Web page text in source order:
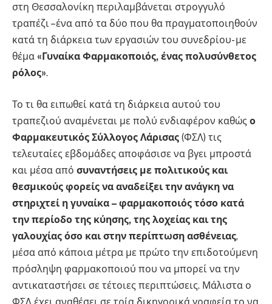
στη Θεσσαλονίκη περιλαμβάνεται στρογγυλό
τραπέζι –ένα από τα δύο που θα πραγματοποιηθούν
κατά τη διάρκεια των εργασιών του συνεδρίου- με
θέμα «Γυναίκα Φαρμακοποιός, ένας πολυσύνθετος
ρόλος».
Το τι θα ειπωθεί κατά τη διάρκεια αυτού του
τραπεζιού αναμένεται με πολύ ενδιαφέρον καθώς ο
Φαρμακευτικός Σύλλογος Λάρισας (ΦΣΛ) τις
τελευταίες εβδομάδες αποφάσισε να βγει μπροστά
και μέσα από συναντήσεις με πολιτικούς και
θεσμικούς φορείς να αναδείξει την ανάγκη να
στηριχτεί η γυναίκα – φαρμακοποιός τόσο κατά
την περίοδο της κύησης, της λοχείας και της
γαλουχίας όσο και στην περίπτωση ασθένειας,
μέσα από κάποια μέτρα με πρώτο την επιδοτούμενη
πρόσληψη φαρμακοποιού που να μπορεί να την
αντικαταστήσει σε τέτοιες περιπτώσεις. Μάλιστα ο